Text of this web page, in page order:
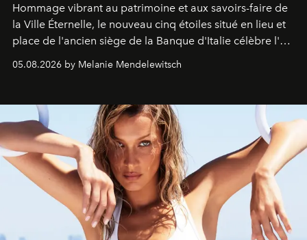
Hommage vibrant au patrimoine et aux savoirs-faire de
la Ville Éternelle, le nouveau cinq étoiles situé en lieu et
place de l'ancien siège de la Banque d'Italie célèbre l'art
05.08.2026 by Melanie Mendelewitsch